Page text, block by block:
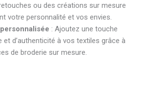
ou des créations sur mesure
votre personnalité et vos envies.
: Ajoutez une touche
et d’authenticité à vos textiles grâce à
de broderie sur mesure.